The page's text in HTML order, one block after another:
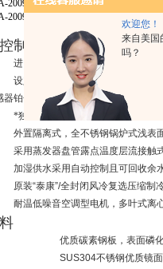
欢迎您！
来自美国
吗？
2009
装备实验室环境试验方法第
2009
装备实验室环境试验方法第 9
制
进口微电脑温湿度集成控制器（温
设定精度：温度±0.1
器铂金电阻PT100Ω
*独立系统，镍铬合金电加热式加热
外置隔离式，全不锈钢锅炉式浅表
采用蒸发器盘管露点温度层流接触
加湿供水采用自动控制且可回收余
原装“泰康”/全封闭风冷复选压缩制
耐温低噪音空调型电机，多叶式离
优质碳素钢板，表面磷
SUS304不锈钢优质镜